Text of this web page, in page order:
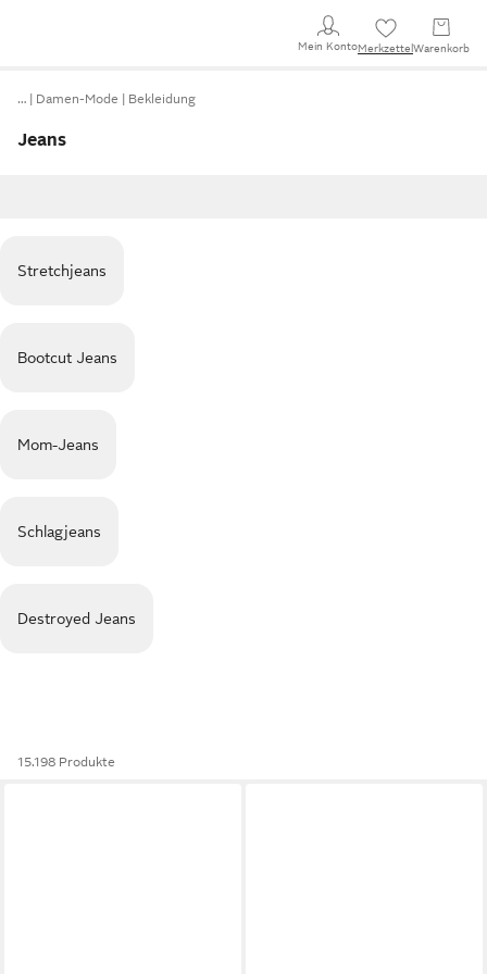
Mein KontoMerkzettel Warenkorb
… Damen-Mode Bekleidung
Jeans
Stretchjeans
Bootcut Jeans
Mom-Jeans
Schlagjeans
Destroyed Jeans
15.198 Produkte